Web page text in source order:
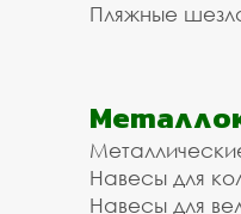
Пляжные
Навесы для
Навесы для